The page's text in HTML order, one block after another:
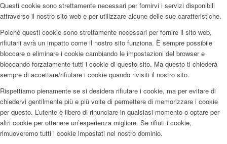
Questi cookie sono strettamente necessari per fornirvi i servizi disponibili
attraverso il nostro sito web e per utilizzare alcune delle sue caratteristiche.
Poiché questi cookie sono strettamente necessari per fornire il sito web,
rifiutarli avrà un impatto come il nostro sito funziona. È sempre possibile
bloccare o eliminare i cookie cambiando le impostazioni del browser e
bloccando forzatamente tutti i cookie di questo sito. Ma questo ti chiederà
sempre di accettare/rifiutare i cookie quando rivisiti il nostro sito.
Rispettiamo pienamente se si desidera rifiutare i cookie, ma per evitare di
chiedervi gentilmente più e più volte di permettere di memorizzare i cookie
per questo. L’utente è libero di rinunciare in qualsiasi momento o optare per
altri cookie per ottenere un’esperienza migliore. Se rifiuti i cookie,
rimuoveremo tutti i cookie impostati nel nostro dominio.